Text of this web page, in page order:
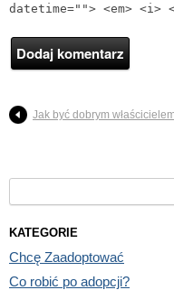
datetime=""> <em>
Jak być dobrym
KATEGORIE
Chcę Zaadoptować
Co robić po adopcji?